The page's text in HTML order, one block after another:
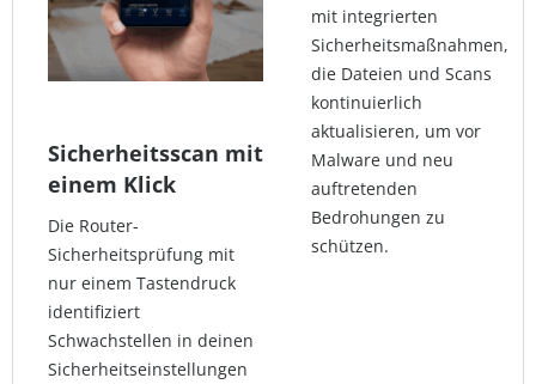
Sicherheitsscan mit
einem Klick
Die Router-
Sicherheitsprüfung mit
nur einem Tastendruck
identifiziert
Schwachstellen in deinen
Sicherheitseinstellungen
mit integrierten
Sicherheitsmaßnahmen,
die Dateien und Scans
kontinuierlich
aktualisieren, um vor
Malware und neu
auftretenden
Bedrohungen zu
schützen.